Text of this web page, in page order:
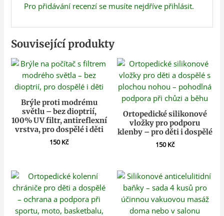
Pro přidávání recenzí se musíte nejdříve přihlásit.
Související produkty
Brýle proti modrému
světlu – bez dioptrií,
100% UV filtr, antireflexní
vrstva, pro dospělé i děti
150Kč
Ortopedické silikonové
vložky pro podporu
klenby – pro děti i dospělé
150Kč